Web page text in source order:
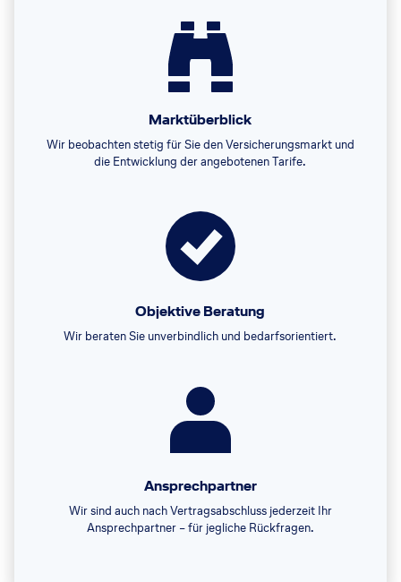
Marktüberblick
Wir beobachten stetig für Sie den Versicherungsmarkt und
die Entwicklung der angebotenen Tarife.
Objektive Beratung
Wir beraten Sie unverbindlich und bedarfsorientiert.
Ansprechpartner
Wir sind auch nach Vertragsabschluss jederzeit Ihr
Ansprechpartner – für jegliche Rückfragen.